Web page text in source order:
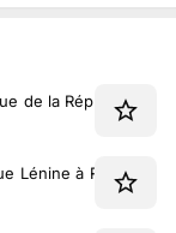
de la République à
Lénine à Romainville